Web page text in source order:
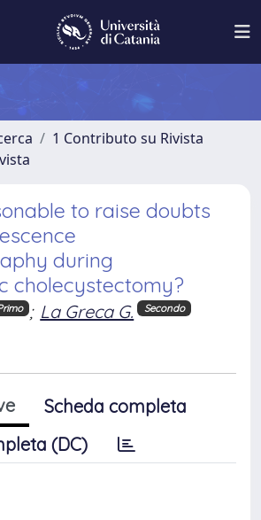
1 Contributo su Rivista
to raise doubts
during
cholecystectomy?
; La Greca G. Secondo
Scheda completa
(DC)